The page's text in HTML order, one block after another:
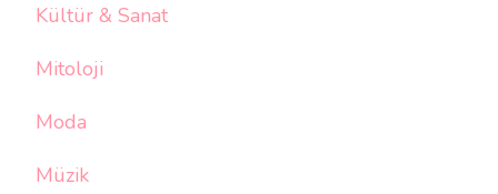
Kültür & Sanat
Mitoloji
Moda
Müzik